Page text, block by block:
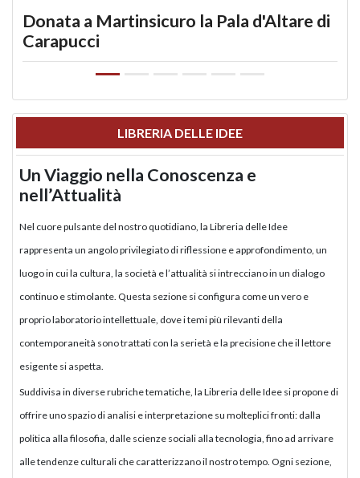
Donata a Martinsicuro la Pala d'Altare di
Carapucci
LIBRERIA DELLE IDEE
Un Viaggio nella Conoscenza e
nell’Attualità
Nel cuore pulsante del nostro quotidiano, la Libreria delle Idee
rappresenta un angolo privilegiato di riflessione e approfondimento, un
luogo in cui la cultura, la società e l’attualità si intrecciano in un dialogo
continuo e stimolante. Questa sezione si configura come un vero e
proprio laboratorio intellettuale, dove i temi più rilevanti della
contemporaneità sono trattati con la serietà e la precisione che il lettore
esigente si aspetta.
Suddivisa in diverse rubriche tematiche, la Libreria delle Idee si propone di
offrire uno spazio di analisi e interpretazione su molteplici fronti: dalla
politica alla filosofia, dalle scienze sociali alla tecnologia, fino ad arrivare
alle tendenze culturali che caratterizzano il nostro tempo. Ogni sezione,